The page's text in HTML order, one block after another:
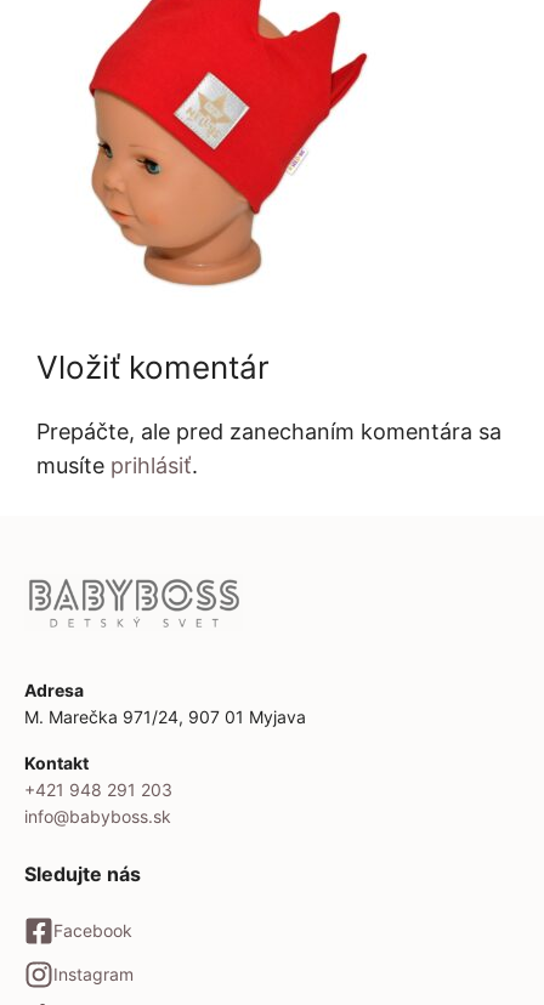
Vložiť komentár
Prepáčte, ale pred zanechaním komentára sa
musíte prihlásiť.
Adresa
M. Marečka 971/24, 907 01 Myjava
Kontakt
+421 948 291 203
info@babyboss.sk
Sledujte nás
Facebook
Instagram